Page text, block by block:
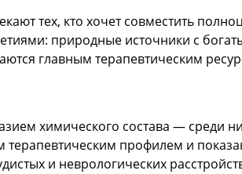
тех, кто хочет совместить
природные источники с
главным терапевтическим
химического состава — среди
профилем и
и неврологических